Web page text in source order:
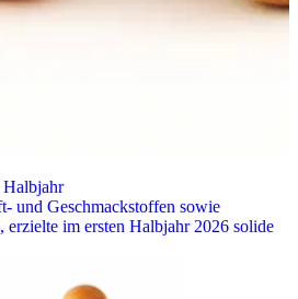
Halbjahr
und Geschmackstoffen sowie
im ersten Halbjahr 2026 solide